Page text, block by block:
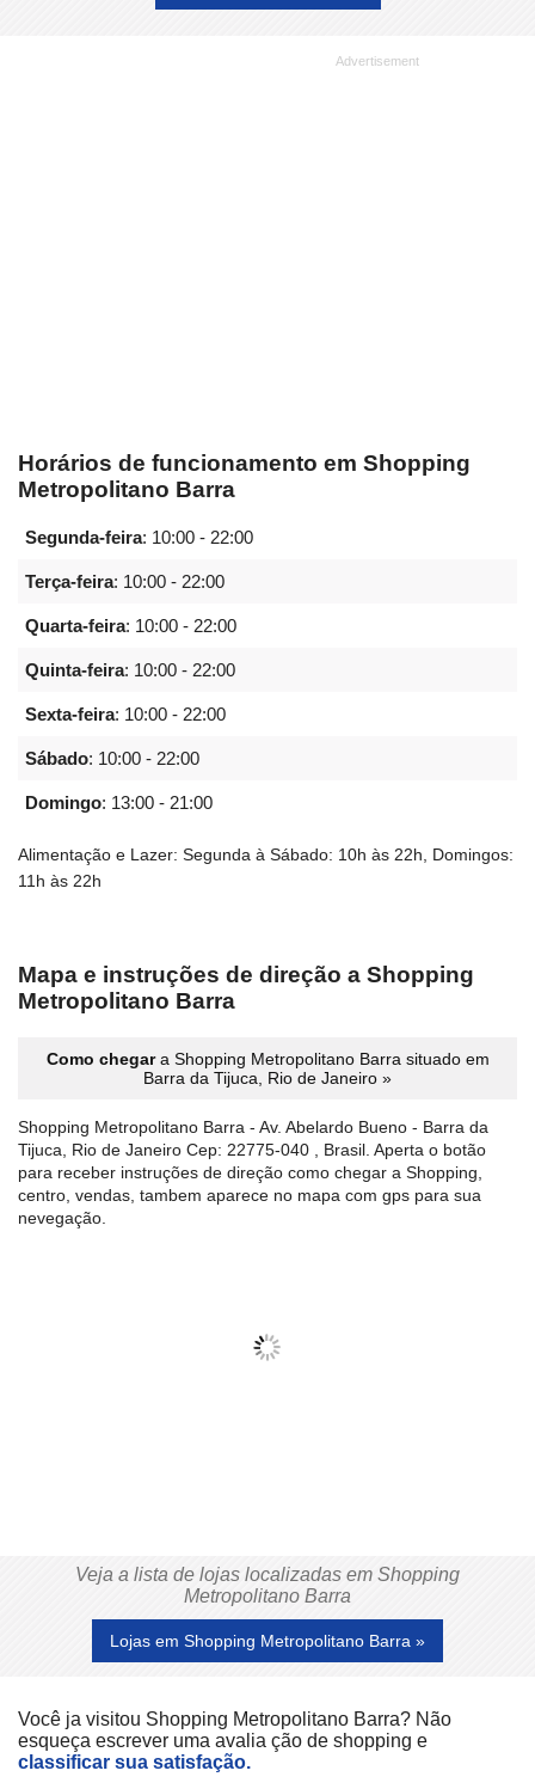
Horários de funcionamento em Shopping
Metropolitano Barra
Segunda-feira: 10:00 - 22:00
Terça-feira: 10:00 - 22:00
Quarta-feira: 10:00 - 22:00
Quinta-feira: 10:00 - 22:00
Sexta-feira: 10:00 - 22:00
Sábado: 10:00 - 22:00
Domingo: 13:00 - 21:00
Alimentação e Lazer: Segunda à Sábado: 10h às 22h, Domingos:
11h às 22h
Mapa e instruções de direção a Shopping
Metropolitano Barra
Como chegara Shopping Metropolitano Barra situado em
Barra da Tijuca, Rio de Janeiro »
Shopping Metropolitano Barra - Av. Abelardo Bueno - Barra da
Tijuca, Rio de Janeiro Cep: 22775-040 , Brasil. Aperta o botão
para receber instruções de direção como chegar a Shopping,
centro, vendas, tambem aparece no mapa com gps para sua
nevegação.
Veja a lista de lojas localizadas em Shopping
Metropolitano Barra
Lojas em Shopping Metropolitano Barra »
Você ja visitou Shopping Metropolitano Barra? Não
esqueça escrever uma avalia ção de shopping e
classificar sua satisfação.